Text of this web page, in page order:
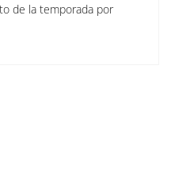
de la temporada por